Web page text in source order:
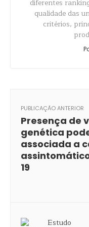
diferentes
qualidade das
critérios,
PUBLICAÇÃO ANTERIOR
Presença de
genética
associada a
19